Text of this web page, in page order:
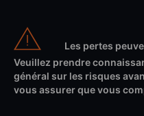
Les pertes
Veuillez prendre
général sur les risques
vous assurer que vous